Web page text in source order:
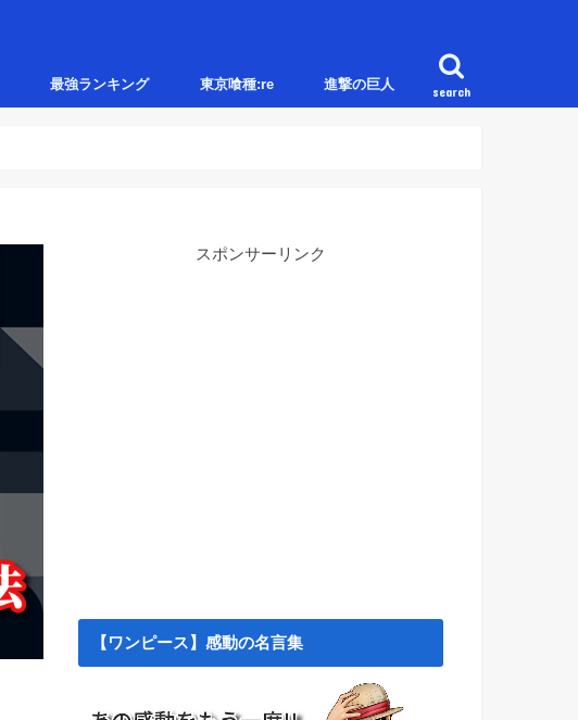
search
最強ランキング 東京喰種:re 進撃の巨人
スポンサーリンク
【ワンピース】感動の名言集